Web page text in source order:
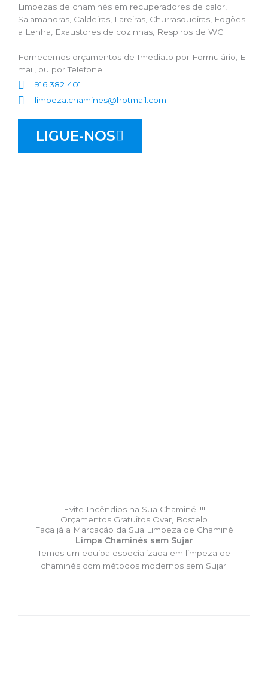
Limpezas de chaminés em recuperadores de calor,
Salamandras, Caldeiras, Lareiras, Churrasqueiras, Fogões
a Lenha, Exaustores de cozinhas, Respiros de WC.
Fornecemos orçamentos de Imediato por Formulário, E-
mail, ou por Telefone;
916 382 401
limpeza.chamines@hotmail.com
LIGUE-NOS
Evite Incêndios na Sua Chaminé!!!!!
Orçamentos Gratuitos Ovar, Bostelo
Faça já a Marcação da Sua Limpeza de Chaminé
Limpa Chaminés sem Sujar
Temos um equipa especializada em limpeza de
chaminés com métodos modernos sem Sujar;